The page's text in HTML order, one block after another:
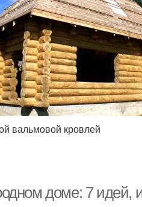
вальмовой кровлей
доме: 7 идей,